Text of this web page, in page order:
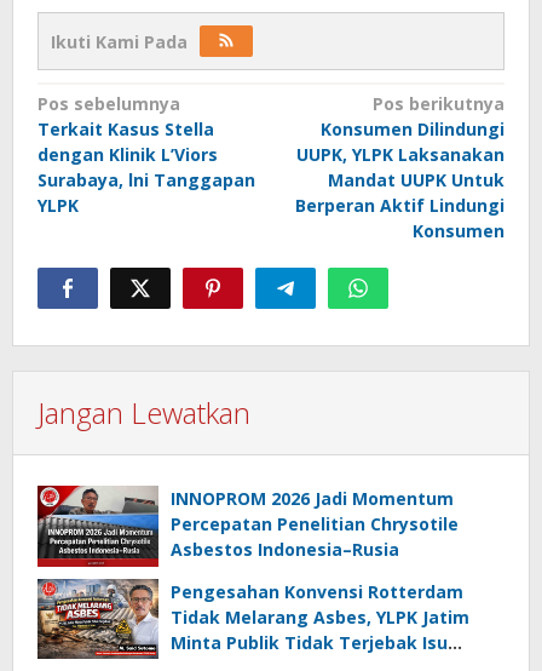
Ikuti Kami Pada
Navigasi
pos
Pos sebelumnya
Terkait Kasus Stella
dengan Klinik L’Viors
Surabaya, lni Tanggapan
YLPK
Pos berikutnya
Konsumen Dilindungi
UUPK, YLPK Laksanakan
Mandat UUPK Untuk
Berperan Aktif Lindungi
Konsumen
Jangan Lewatkan
INNOPROM 2026 Jadi Momentum
Percepatan Penelitian Chrysotile
Asbestos Indonesia–Rusia
Pengesahan Konvensi Rotterdam
Tidak Melarang Asbes, YLPK Jatim
Minta Publik Tidak Terjebak Isu